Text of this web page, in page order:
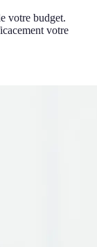
votre budget.
votre